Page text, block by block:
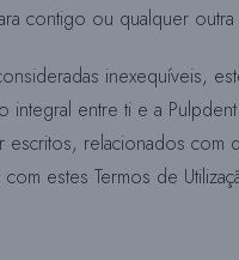
contigo ou qualquer
inexequíveis,
entre ti e a
relacionados com
estes Termos de